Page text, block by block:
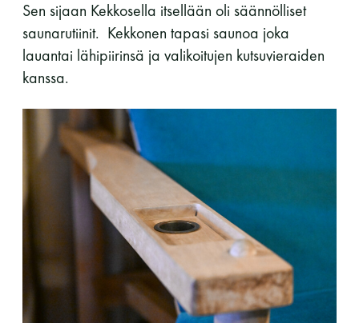
Sen sijaan Kekkosella itsellään oli säännölliset
saunarutiinit. Kekkonen tapasi saunoa joka
lauantai lähipiirinsä ja valikoitujen kutsuvieraiden
kanssa.